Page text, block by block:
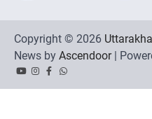
Copyright © 2026
News by Ascendoor|
YouTubeInstagram
Facebook
Whatsapp